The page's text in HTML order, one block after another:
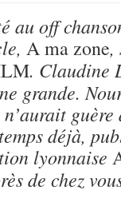
au off
A ma zone,
. Claudine
grande.
guère
déjà,
lyonnaise
de chez